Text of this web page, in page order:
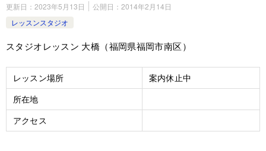
更新日： 2023年5月13日 公開日： 2014年2月14日
レッスンスタジオ
スタジオレッスン 大橋（福岡県福岡市南区）
レッスン場所
案内休止中
所在地
アクセス